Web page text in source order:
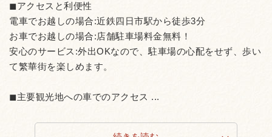
◼︎アクセスと利便性
電車でお越しの場合:近鉄四日市駅から徒歩3分
お車でお越しの場合:店舗駐車場料金無料！
安心のサービス:外出OKなので、駐車場の心配をせず、歩い
て繁華街を楽しめます。
◼︎主要観光地への車でのアクセス ...